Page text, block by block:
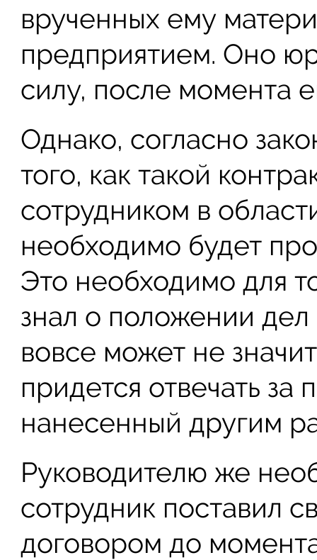
врученных ему
предприятием. Оно
силу, после момента
Однако, согласно
того, как такой
сотрудником в
необходимо будет
Это необходимо для
знал о положении
вовсе может не
придется отвечать
нанесенный другим
Руководителю же
сотрудник поставил
договором до